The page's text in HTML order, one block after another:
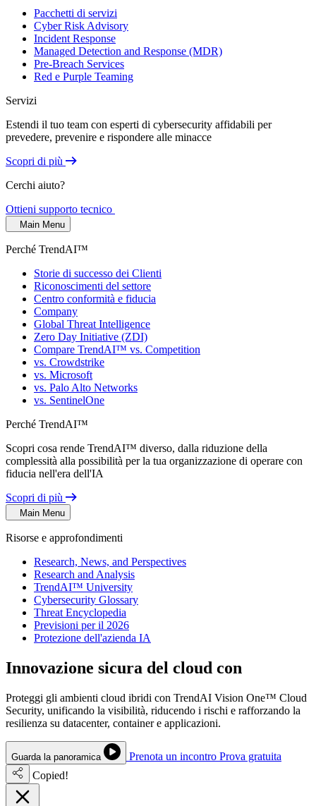
Pacchetti di servizi
Cyber Risk Advisory
Incident Response
Managed Detection and Response (MDR)
Pre-Breach Services
Red e Purple Teaming
Servizi
Estendi il tuo team con esperti di cybersecurity affidabili per
prevedere, prevenire e rispondere alle minacce
Scopri di più
Cerchi aiuto?
Ottieni supporto tecnico
Main Menu
Perché TrendAI™
Storie di successo dei Clienti
Riconoscimenti del settore
Centro conformità e fiducia
Company
Global Threat Intelligence
Zero Day Initiative (ZDI)
Compare TrendAI™ vs. Competition
vs. Crowdstrike
vs. Microsoft
vs. Palo Alto Networks
vs. SentinelOne
Perché TrendAI™
Scopri cosa rende TrendAI™ diverso, dalla riduzione della
complessità alla possibilità per la tua organizzazione di operare con
fiducia nell'era dell'IA
Scopri di più
Main Menu
Risorse e approfondimenti
Research, News, and Perspectives
Research and Analysis
TrendAI™ University
Cybersecurity Glossary
Threat Encyclopedia
Previsioni per il 2026
Protezione dell'azienda IA
Innovazione sicura del cloud con
Proteggi gli ambienti cloud ibridi con TrendAI Vision One™ Cloud
Security, unificando la visibilità, riducendo i rischi e rafforzando la
resilienza su datacenter, container e applicazioni.
Guarda la panoramica Prenota un incontro Prova gratuita
Copied!